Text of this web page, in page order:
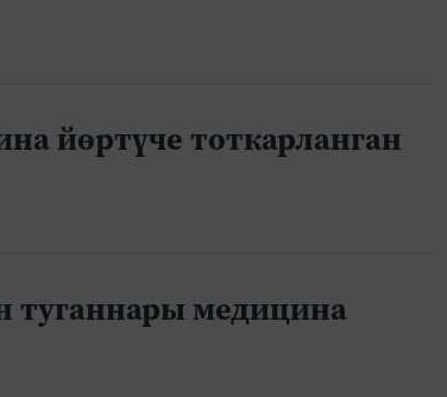
йөртүче тоткарланган
туганнары медицина